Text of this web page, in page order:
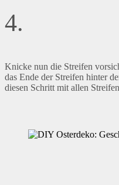
4.
Knicke nun die Streifen
das Ende der Streifen hinter
diesen Schritt mit allen